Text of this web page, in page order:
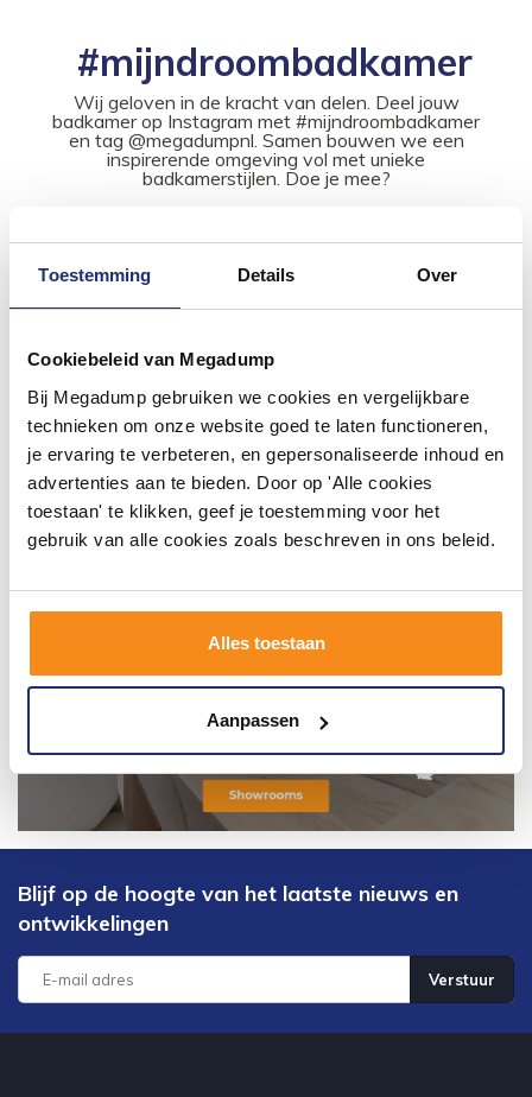
Toestemming Details Over
Cookiebeleid van Megadump
Bij Megadump gebruiken we cookies en vergelijkbare
technieken om onze website goed te laten functioneren,
je ervaring te verbeteren, en gepersonaliseerde inhoud en
advertenties aan te bieden. Door op 'Alle cookies
toestaan' te klikken, geef je toestemming voor het
gebruik van alle cookies zoals beschreven in ons beleid.
Alles toestaan
Aanpassen
#mijndroombadkamer
Wij geloven in de kracht van delen. Deel jouw
badkamer op Instagram met #mijndroombadkamer
en tag @megadumpnl. Samen bouwen we een
inspirerende omgeving vol met unieke
badkamerstijlen. Doe je mee?
Blijf op de hoogte van het laatste nieuws en
ontwikkelingen
Verstuur